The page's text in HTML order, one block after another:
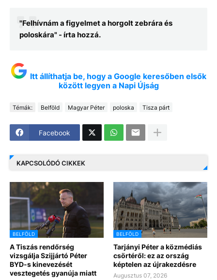
"Felhívnám a figyelmet a horgolt zebrára és
poloskára" - írta hozzá.
Itt állíthatja be, hogy a Google keresőben elsők
között legyen a Napi Újság
Témák: Belföld Magyar Péter poloska Tisza párt
Facebook
KAPCSOLÓDÓ CIKKEK
BELFÖLD
A Tiszás rendőrség
vizsgálja Szijjártó Péter
BYD-s kinevezését
vesztegetés gyanúja miatt
BELFÖLD
Tarjányi Péter a közmédiás
csörtéről: ez az ország
képtelen az újrakezdésre
Augusztus 07, 2026